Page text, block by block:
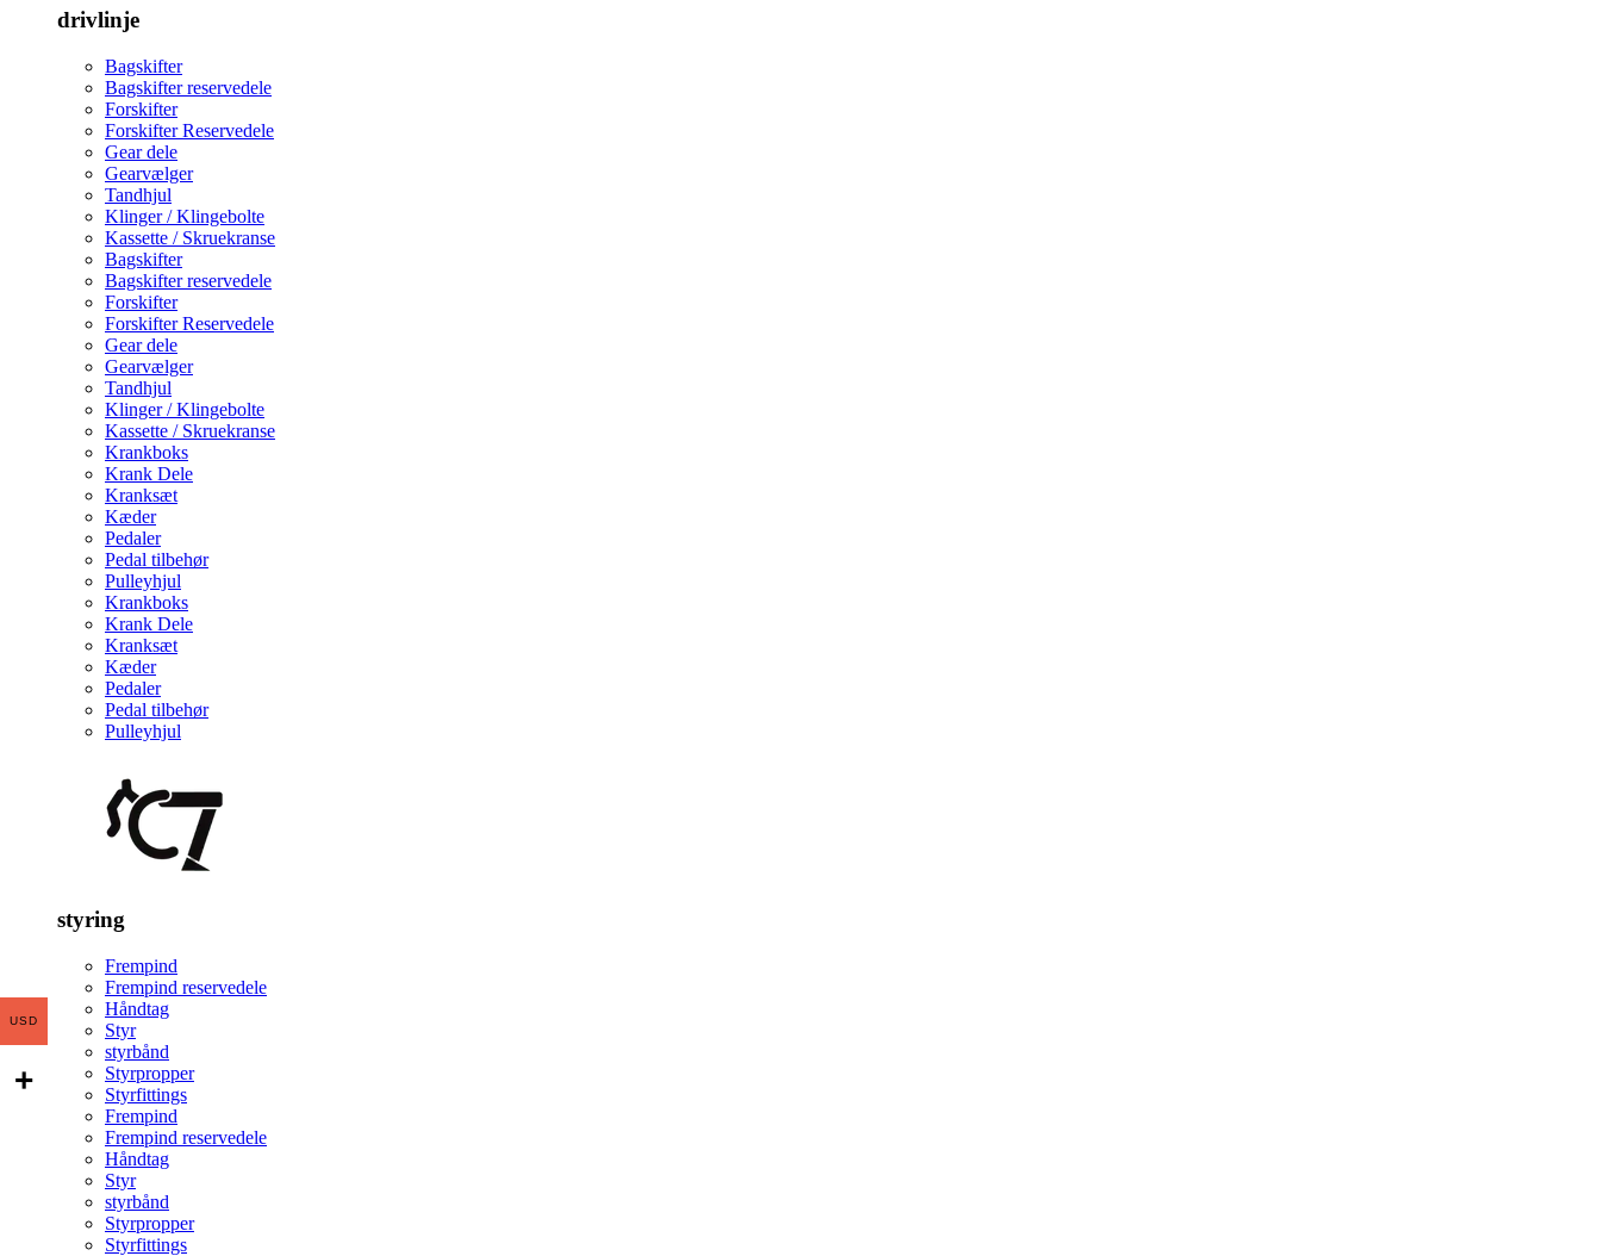
drivlinje
Bagskifter
Bagskifter reservedele
Forskifter
Forskifter Reservedele
Gear dele
Gearvælger
Tandhjul
Klinger / Klingebolte
Kassette / Skruekranse
Bagskifter
Bagskifter reservedele
Forskifter
Forskifter Reservedele
Gear dele
Gearvælger
Tandhjul
Klinger / Klingebolte
Kassette / Skruekranse
Krankboks
Krank Dele
Kranksæt
Kæder
Pedaler
Pedal tilbehør
Pulleyhjul
Krankboks
Krank Dele
Kranksæt
Kæder
Pedaler
Pedal tilbehør
Pulleyhjul
styring
Frempind
Frempind reservedele
Håndtag
Styr
styrbånd
Styrpropper
Styrfittings
Frempind
Frempind reservedele
Håndtag
Styr
styrbånd
Styrpropper
Styrfittings
USD